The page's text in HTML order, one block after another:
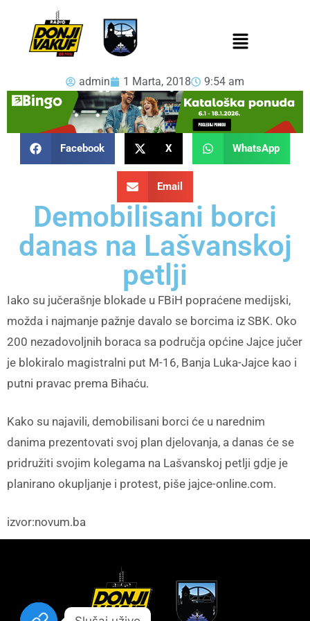
admin 1 Marta, 2018 9:54 am
Facebook X WhatsApp
Email
Demobilisani borci
danas na Lašvanskoj
petlji
Iako su jučerašnje blokade u FBiH popraćene medijski,
možda i najmanje pažnje davalo se borcima iz SBK. Oko
200 nezadovoljnih boraca sa područja općine Jajce jučer
je blokiralo magistralni put M-16, Banja Luka-Jajce kao i
putni pravac prema Bihaću.
Kako su najavili, demobilisani borci će u narednim
danima prezentovati svoj plan djelovanja, a danas će se
pridružiti svojim kolegama na Lašvanskoj petlji gdje je
planirano okupljanje i protest, piše jajce-online.com.
izvor:novum.ba